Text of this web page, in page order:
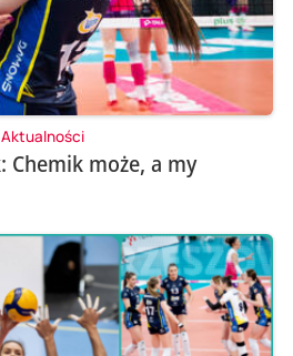
Aktualności
Chemik może, a my